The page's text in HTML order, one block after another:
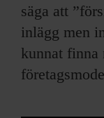
säga att
inlägg men
kunnat finna